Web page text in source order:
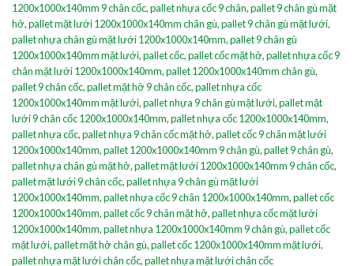
1200x1000x140mm 9 chân cốc,pallet nhựa cốc 9 chân,pallet 9 chân gù mặt
hở,pallet mặt lưới 1200x1000x140mm chân gù,pallet 9 chân gù mặt lưới,
pallet nhựa chân gù mặt lưới 1200x1000x140mm,pallet 9 chân gù
1200x1000x140mm mặt lưới,pallet cốc,pallet cốc mặt hở,pallet nhựa cốc 9
chân mặt lưới 1200x1000x140mm,pallet 1200x1000x140mm chân gù,
pallet 9 chân cốc,pallet mặt hở 9 chân cốc,pallet nhựa cốc
1200x1000x140mm mặt lưới,pallet nhựa 9 chân gù mặt lưới,pallet mặt
lưới 9 chân cốc 1200x1000x140mm,pallet nhựa cốc 1200x1000x140mm,
pallet nhựa cốc,pallet nhựa 9 chân cốc mặt hở,pallet cốc 9 chân mặt lưới
1200x1000x140mm,pallet 1200x1000x140mm 9 chân gù,pallet 9 chân gù,
pallet nhựa chân gù mặt hở,pallet mặt lưới 1200x1000x140mm 9 chân cốc,
pallet mặt lưới 9 chân cốc,pallet nhựa 9 chân gù mặt lưới
1200x1000x140mm,pallet nhựa cốc 9 chân 1200x1000x140mm,pallet cốc
1200x1000x140mm,pallet cốc 9 chân mặt hở,pallet nhựa cốc mặt lưới
1200x1000x140mm,pallet nhựa 1200x1000x140mm 9 chân gù,pallet cốc
mặt lưới,pallet mặt hở chân gù,pallet cốc 1200x1000x140mm mặt lưới,
pallet nhựa mặt lưới chân cốc,pallet nhựa mặt lưới chân cốc